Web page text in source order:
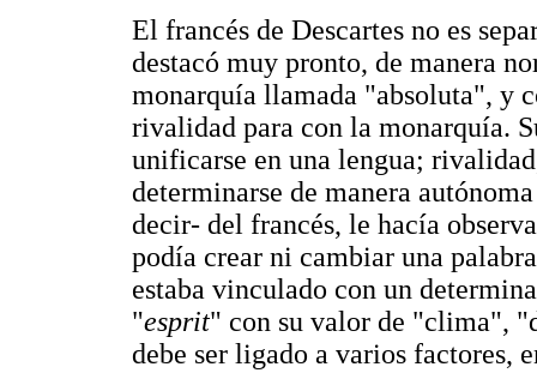
El francés de Descartes no es
destacó muy pronto, de manera
monarquía llamada "absoluta", y
rivalidad para con la monarquía.
unificarse en una lengua;
determinarse de manera
decir- del francés, le hacía
podía crear ni cambiar una
estaba vinculado con un
"esprit" con su valor de "clima",
debe ser ligado a varios factores,